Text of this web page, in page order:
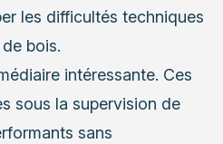
les difficultés techniques
bois.
intéressante. Ces
sous la supervision de
sans